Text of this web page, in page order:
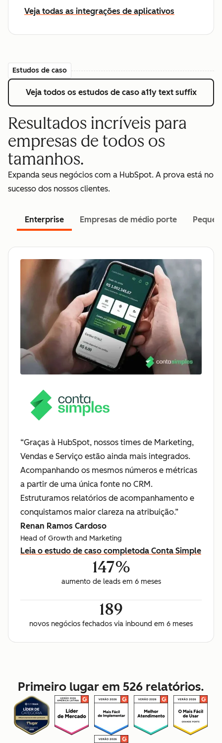
Veja todas as integrações de aplicativos
Estudos de caso
Veja todos os estudos de caso a11y text suffix
Resultados incríveis para
empresas de todos os
tamanhos.
Expanda seus negócios com a HubSpot. A prova está no
sucesso dos nossos clientes.
Enterprise Empresas de médio porte
“Graças à HubSpot, nossos times de Marketing,
Vendas e Serviço estão ainda mais integrados.
Acompanhando os mesmos números e métricas
a partir de uma única fonte no CRM.
Estruturamos relatórios de acompanhamento e
conquistamos maior clareza na atribuição.”
Renan Ramos Cardoso
Head of Growth and Marketing
Leia o estudo de caso completoda Conta Simple
147%
aumento de leads em 6 meses
189
novos negócios fechados via inbound em 6 meses
Primeiro lugar em 526 relatórios.